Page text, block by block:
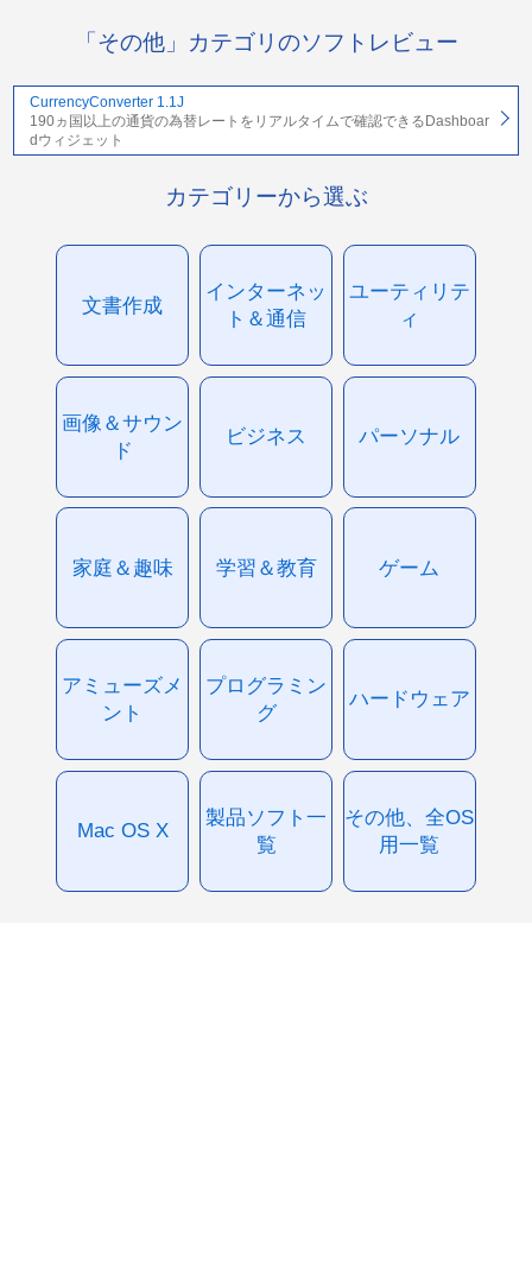
「その他」カテゴリのソフトレビュー
CurrencyConverter 1.1J
190ヵ国以上の通貨の為替レートをリアルタイムで確認できるDashboar
dウィジェット
カテゴリーから選ぶ
文書作成
インターネッ
ト＆通信
ユーティリテ
ィ
画像＆サウン
ド
ビジネス パーソナル
家庭＆趣味 学習＆教育 ゲーム
アミューズメ
ント
プログラミン
グ
ハードウェア
Mac OS X
製品ソフト一
覧
その他、全OS
用一覧